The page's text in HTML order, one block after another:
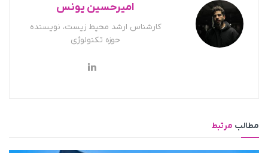
امیرحسین یونس
کارشناس ارشد محیط زیست، نویسنده
حوزه تکنولوژی
مطالب مرتبط